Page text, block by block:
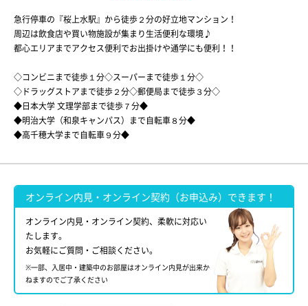
急行停車の『桜上水駅』から徒歩２分の好立地マンション！
周辺は飲食店や買い物施設が集まり生活便利な環境♪
都心エリアまでアクセス便利でお出掛けや通学にも便利！！
◇コンビニまで徒歩１分◇スーパーまで徒歩１分◇
◇ドラッグストアまで徒歩２分◇郵便局まで徒歩３分◇
◆日本大学 文理学部まで徒歩７分◆
◆明治大学（和泉キャンパス）まで自転車８分◆
◆高千穂大学まで自転車９分◆
オンライン内見・オンライン契約（お申込み）できます！
オンライン内見・オンライン契約、柔軟に対応い
たします。
お気軽にご質問・ご相談ください。
※一部、入居中・建築中のお部屋はオンライン内見が出来か
ねますのでご了承ください